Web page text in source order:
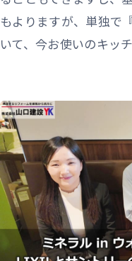
もよりますが、単独で
いて、今お使いのキッ